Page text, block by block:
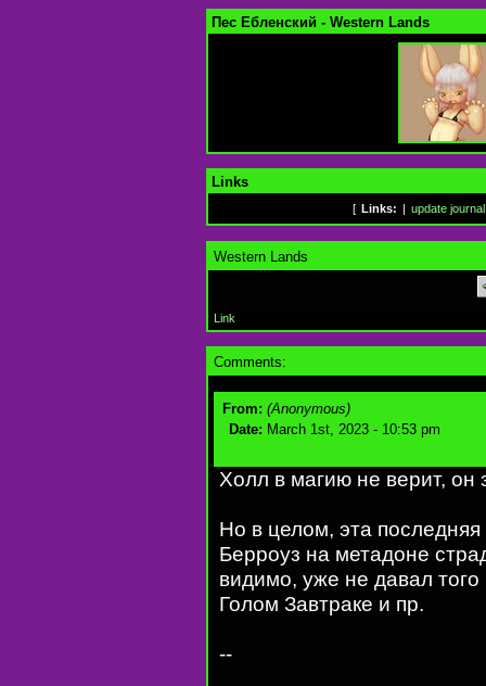
Пес Ебленский - Western Lands
Links
[ Links: update journal
Western Lands
Link
Comments:
From: (Anonymous)
Date: March 1st, 2023 - 10:53 pm
Холл в магию не верит, он
Но в целом, эта
Берроуз на метадоне
видимо, уже не давал
Голом Завтраке и пр.
--